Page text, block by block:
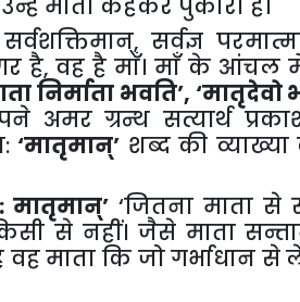
माता कहकर पुकारा है।
सर्वज्ञ
है, वह है माँ। माँ के आंचल
निर्माता भवति’, ‘मातृदेवो
अमर ग्रन्थ सत्यार्थ
‘मातृमान्’ शब्द की
मातृमान्’ ‘जितना माता से
से नहीं। जैसे माता
वह माता कि जो गर्भाधान